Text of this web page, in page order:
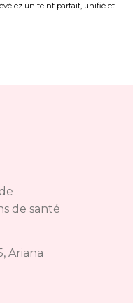
un teint parfait, unifié et
de santé
Ariana